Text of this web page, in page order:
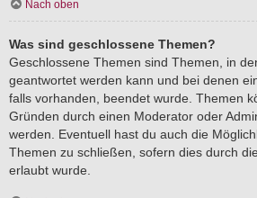
Nach oben
Was sind geschlossene Themen?
Geschlossene Themen sind Themen, in
geantwortet werden kann und bei denen
falls vorhanden, beendet wurde. Themen
Gründen durch einen Moderator oder
werden. Eventuell hast du auch die
Themen zu schließen, sofern dies durch
erlaubt wurde.